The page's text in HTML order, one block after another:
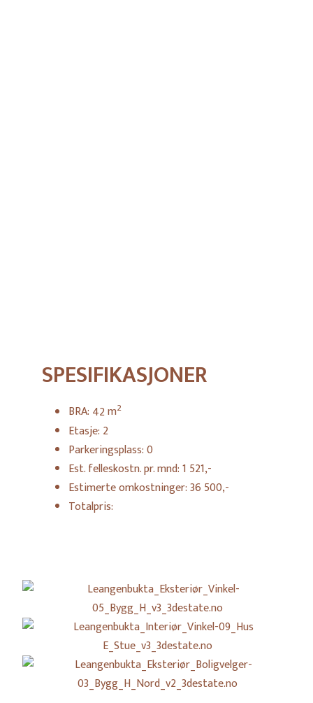
SPESIFIKASJONER
BRA: 42m2
Etasje: 2
Parkeringsplass:0
Est. felleskostn. pr. mnd:1 521,-
Estimerte omkostninger:36 500,-
Totalpris:
05_Bygg_H_v3_3destate.no
09_Hus